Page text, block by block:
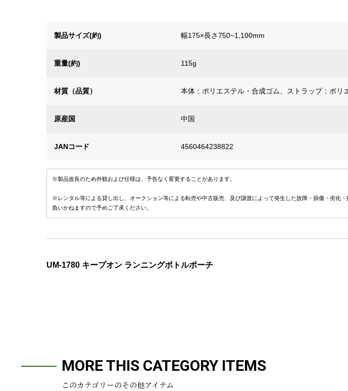
製品サイズ(約) 幅175×長さ750~1,100mm
重量(約) 115g
材質（品質） 本体：ポリエステル・合成ゴム、ストラップ：ポリ
原産国 中国
JANコード 4560464238822
※製品改良のため外観および仕様は、予告なく変更することがあります。
※レンタル等による貸し出し、オークション等による転売や中古販売、及び譲渡によって発生した故障・損傷・劣化
負いかねますので予めご了承ください。
UM-1780 キープオン ランニングボトルポーチ
MORE THIS CATEGORY ITEMS
このカテゴリーのその他アイテム